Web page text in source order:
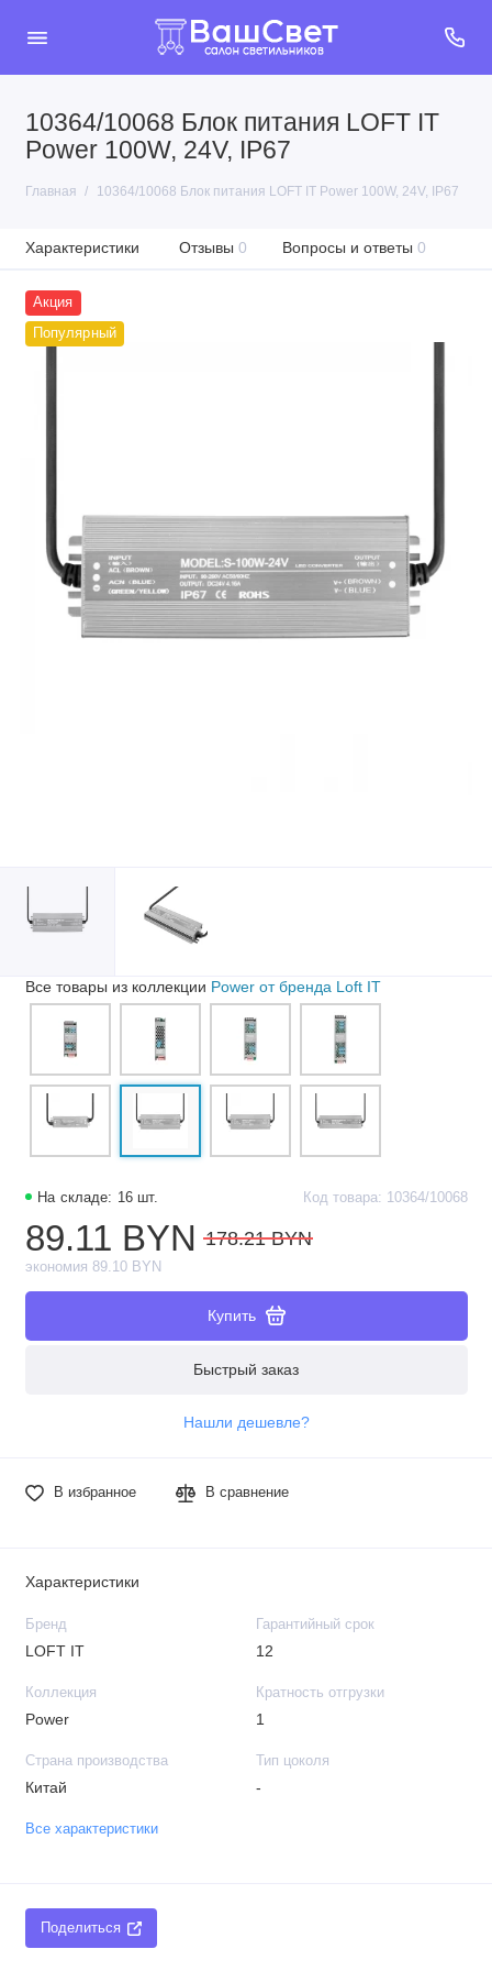
10364/10068 Блок питания LOFT IT
Power 100W, 24V, IP67
Главная 10364/10068 Блок питания LOFT IT Power 100W, 24V, IP67
Характеристики Отзывы 0 Вопросы и ответы 0
Акция
Популярный
На складе: 16 шт. Код товара: 10364/10068
89.11 BYN 178.21 BYN
экономия 89.10 BYN
Купить
Быстрый заказ
Нашли дешевле?
В избранное В сравнение
Все товары из коллекции Power от бренда Loft IT
Характеристики
Бренд
LOFT IT
Гарантийный срок
12
Коллекция
Power
Кратность отгрузки
1
Страна производства
Китай
Тип цоколя
-
Все характеристики
Поделиться